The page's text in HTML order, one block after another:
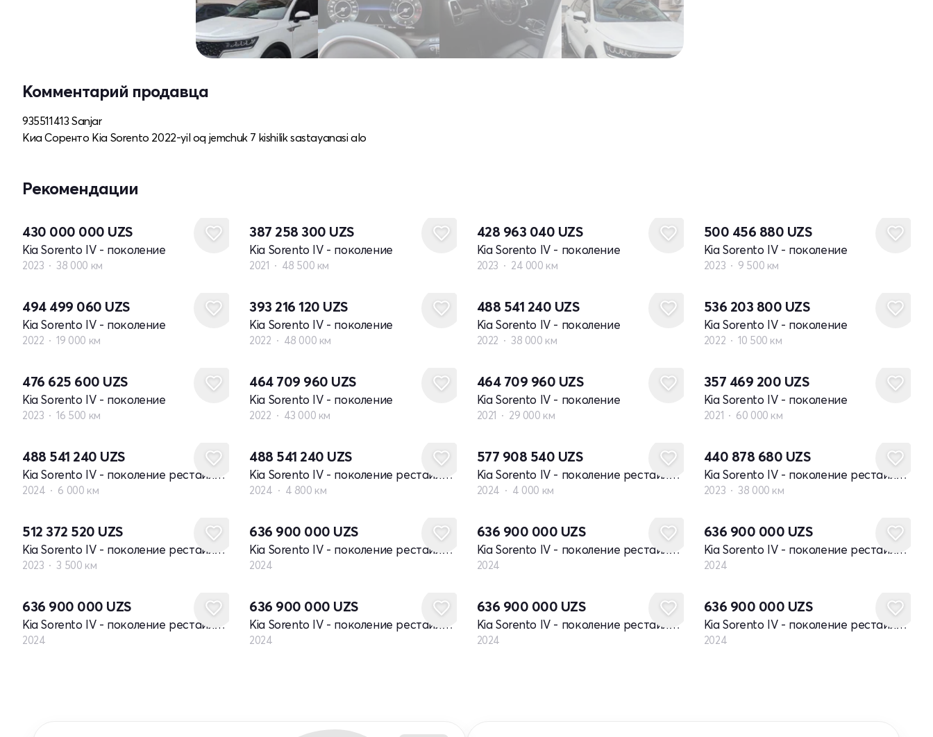
Комментарий продавца
935511413 Sanjar
Киа Соренто Kia Sorento 2022-yil oq jemchuk 7 kishilik sastayanasi alo
Рекомендации
430 000 000 UZS
Kia Sorento IV - поколение
2023 38 000 км
387 258 300 UZS
Kia Sorento IV - поколение
2021 48 500 км
428 963 040 UZS
Kia Sorento IV - поколение
2023 24 000 км
500 456 880 UZS
Kia Sorento IV - поколение
2023 9 500 км
494 499 060 UZS
Kia Sorento IV - поколение
2022 19 000 км
393 216 120 UZS
Kia Sorento IV - поколение
2022 48 000 км
488 541 240 UZS
Kia Sorento IV - поколение
2022 38 000 км
536 203 800 UZS
Kia Sorento IV - поколение
2022 10 500 км
476 625 600 UZS
Kia Sorento IV - поколение
2023 16 500 км
464 709 960 UZS
Kia Sorento IV - поколение
2022 43 000 км
464 709 960 UZS
Kia Sorento IV - поколение
2021 29 000 км
357 469 200 UZS
Kia Sorento IV - поколение
2021 60 000 км
488 541 240 UZS
Kia Sorento IV - поколение рестайлинг
2024 6 000 км
488 541 240 UZS
Kia Sorento IV - поколение рестайлинг
2024 4 800 км
577 908 540 UZS
Kia Sorento IV - поколение рестайлинг
2024 4 000 км
440 878 680 UZS
Kia Sorento IV - поколение рестайлинг
2023 38 000 км
512 372 520 UZS
Kia Sorento IV - поколение рестайлинг
2023 3 500 км
636 900 000 UZS
Kia Sorento IV - поколение рестайлинг
2024
636 900 000 UZS
Kia Sorento IV - поколение рестайлинг
2024
636 900 000 UZS
Kia Sorento IV - поколение рестайлинг
2024
636 900 000 UZS
Kia Sorento IV - поколение рестайлинг
2024
636 900 000 UZS
Kia Sorento IV - поколение рестайлинг
2024
636 900 000 UZS
Kia Sorento IV - поколение рестайлинг
2024
636 900 000 UZS
Kia Sorento IV - поколение рестайлинг
2024